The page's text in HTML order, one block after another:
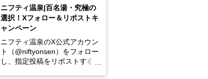
ニフティ温泉|百名湯・究極の
選択！Xフォロー＆リポストキ
ャンペーン
ニフティ温泉のX公式アカウン
ト（@niftyonsen）をフォロー
し、指定投稿をリポストする